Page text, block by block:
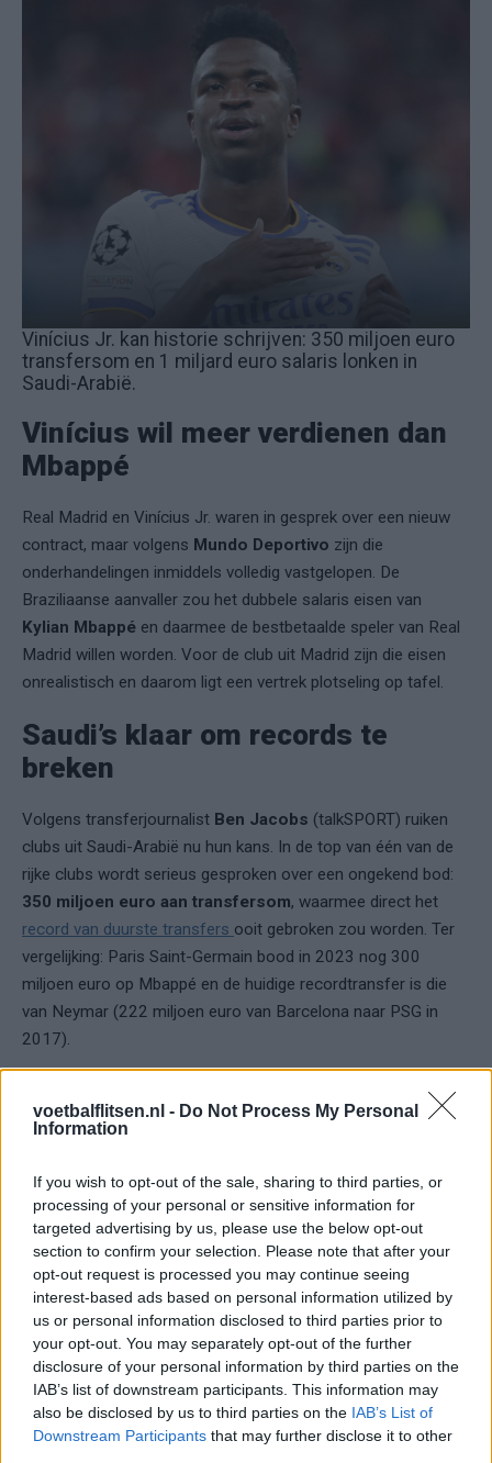
voetbalflitsen.nl - Do Not Process My Personal
Information
If you wish to opt-out of the sale, sharing to third parties, or
processing of your personal or sensitive information for
targeted advertising by us, please use the below opt-out
section to confirm your selection. Please note that after your
opt-out request is processed you may continue seeing
interest-based ads based on personal information utilized by
us or personal information disclosed to third parties prior to
your opt-out. You may separately opt-out of the further
disclosure of your personal information by third parties on the
IAB’s list of downstream participants. This information may
also be disclosed by us to third parties on the IAB’s List of
Downstream Participants that may further disclose it to other
Vinícius Jr. kan historie schrijven: 350 miljoen euro
transfersom en 1 miljard euro salaris lonken in
Saudi-Arabië.
Vinícius wil meer verdienen dan
Mbappé
Real Madrid en Vinícius Jr. waren in gesprek over een nieuw
contract, maar volgens Mundo Deportivo zijn die
onderhandelingen inmiddels volledig vastgelopen. De
Braziliaanse aanvaller zou het dubbele salaris eisen van
Kylian Mbappé en daarmee de bestbetaalde speler van Real
Madrid willen worden. Voor de club uit Madrid zijn die eisen
onrealistisch en daarom ligt een vertrek plotseling op tafel.
Saudi’s klaar om records te
breken
Volgens transferjournalist Ben Jacobs (talkSPORT) ruiken
clubs uit Saudi-Arabië nu hun kans. In de top van één van de
rijke clubs wordt serieus gesproken over een ongekend bod:
350 miljoen euro aan transfersom, waarmee direct het
record van duurste transfers ooit gebroken zou worden. Ter
vergelijking: Paris Saint-Germain bood in 2023 nog 300
miljoen euro op Mbappé en de huidige recordtransfer is die
van Neymar (222 miljoen euro van Barcelona naar PSG in
2017).
jaar
Maar het bod stopt niet bij de transfersom alleen: volgens
berichten uit Spanje zou Vinícius Jr. ook een monstercontract
krijgen van1 miljard euro over vijf jaar. Daarmee zou hij
ruimschoots de bestbetaalde speler ter wereld worden en
iedere andere stervoetballer overtreffen.
De betrokken Saudische club is niet officieel genoemd, maar
Spaanse media suggereren dat het om Al Ahli gaat.
Vooralsnog blijft het speculatie, maar de bedragen liegen er
niet om: 350 miljoen euro voor de transfer en 1 miljard euro
aan salaris… de Saudi’s laten opnieuw zien dat ze niet